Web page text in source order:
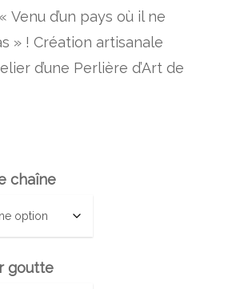
Venu d’un pays où il ne
» ! Création artisanale
d’une Perlière d’Art de
chaîne
goutte